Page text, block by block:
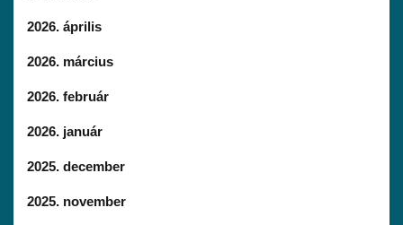
2026. április
2026. március
2026. február
2026. január
2025. december
2025. november